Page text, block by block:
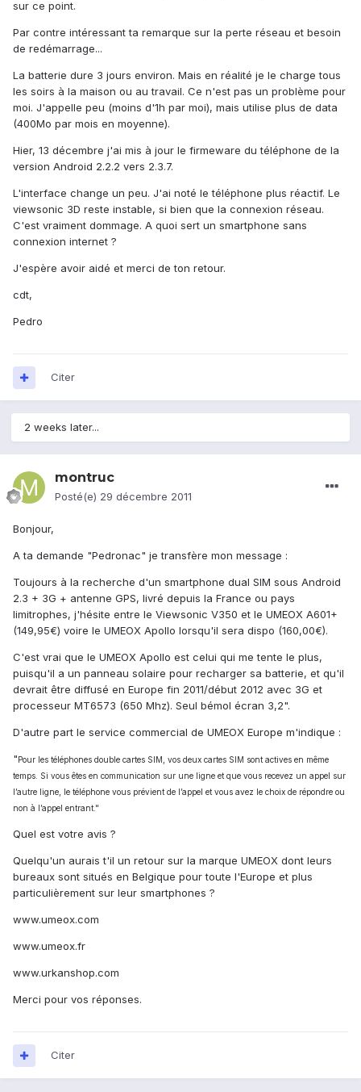
sur ce point.
Par contre intéressant ta remarque sur la perte réseau et besoin
de redémarrage...
La batterie dure 3 jours environ. Mais en réalité je le charge tous
les soirs à la maison ou au travail. Ce n'est pas un problème pour
moi. J'appelle peu (moins d'1h par moi), mais utilise plus de data
(400Mo par mois en moyenne).
Hier, 13 décembre j'ai mis à jour le firmeware du téléphone de la
version Android 2.2.2 vers 2.3.7.
L'interface change un peu. J'ai noté le téléphone plus réactif. Le
viewsonic 3D reste instable, si bien que la connexion réseau.
C'est vraiment dommage. A quoi sert un smartphone sans
connexion internet ?
J'espère avoir aidé et merci de ton retour.
cdt,
Pedro
Citer
2 weeks later...
montruc
Posté(e) 29 décembre 2011
Bonjour,
A ta demande "Pedronac" je transfère mon message :
Toujours à la recherche d'un smartphone dual SIM sous Android
2.3 + 3G + antenne GPS, livré depuis la France ou pays
limitrophes, j'hésite entre le Viewsonic V350 et le UMEOX A601+
(149,95€) voire le UMEOX Apollo lorsqu'il sera dispo (160,00€).
C'est vrai que le UMEOX Apollo est celui qui me tente le plus,
puisqu'il a un panneau solaire pour recharger sa batterie, et qu'il
devrait être diffusé en Europe fin 2011/début 2012 avec 3G et
processeur MT6573 (650 Mhz). Seul bémol écran 3,2".
D'autre part le service commercial de UMEOX Europe m'indique :
" Pour les téléphones double cartes SIM, vos deux cartes SIM sont actives en même
temps. Si vous êtes en communication sur une ligne et que vous recevez un appel sur
l’autre ligne, le téléphone vous prévient de l’appel et vous avez le choix de répondre ou
non à l’appel entrant."
Quel est votre avis ?
Quelqu'un aurais t'il un retour sur la marque UMEOX dont leurs
bureaux sont situés en Belgique pour toute l'Europe et plus
particulièrement sur leur smartphones ?
www.umeox.com
www.umeox.fr
www.urkanshop.com
Merci pour vos réponses.
Citer